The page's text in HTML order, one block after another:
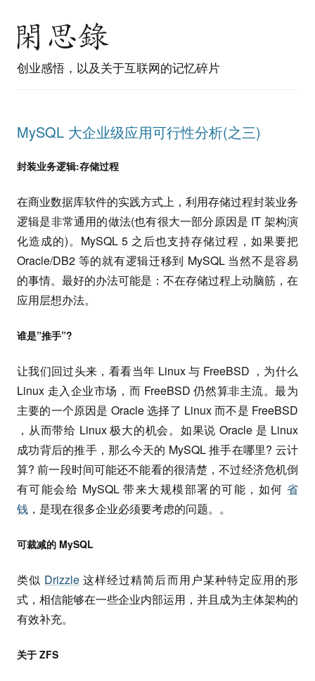
创业感悟，以及关于互联网的记忆碎片
MySQL 大企业级应用可行性分析(之三)
封装业务逻辑:存储过程
在商业数据库软件的实践方式上，利用存储过程封装业务
逻辑是非常通用的做法(也有很大一部分原因是 IT 架构演
化造成的)。MySQL 5 之后也支持存储过程，如果要把
Oracle/DB2 等的就有逻辑迁移到 MySQL 当然不是容易
的事情。最好的办法可能是：不在存储过程上动脑筋，在
应用层想办法。
谁是”推手”?
让我们回过头来，看看当年 Linux 与 FreeBSD ，为什么
Linux 走入企业市场，而 FreeBSD 仍然算非主流。最为
主要的一个原因是 Oracle 选择了 Linux 而不是 FreeBSD
，从而带给 Linux 极大的机会。如果说 Oracle 是 Linux
成功背后的推手，那么今天的 MySQL 推手在哪里? 云计
算? 前一段时间可能还不能看的很清楚，不过经济危机倒
有可能会给 MySQL 带来大规模部署的可能，如何 省
钱 ，是现在很多企业必须要考虑的问题。。
可裁减的 MySQL
类似 Drizzle 这样经过精简后而用户某种特定应用的形
式，相信能够在一些企业内部运用，并且成为主体架构的
有效补充。
关于 ZFS